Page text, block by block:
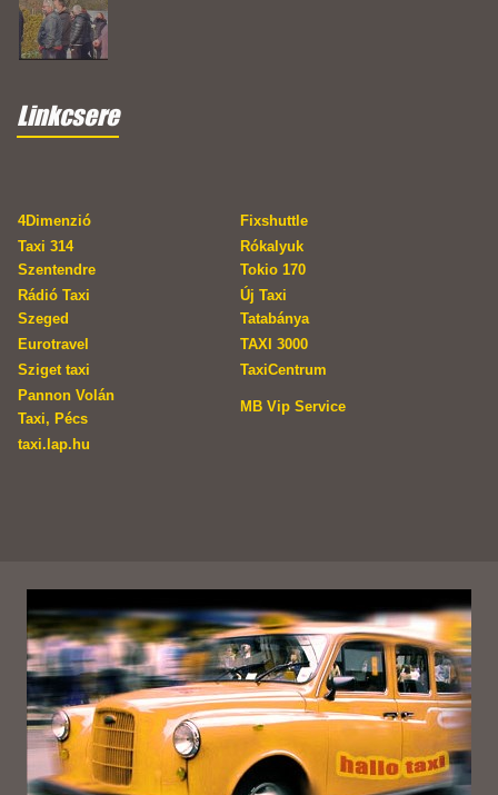
Linkcsere
4Dimenzió
Fixshuttle
Taxi 314
Szentendre
Rókalyuk
Tokio 170
Rádió Taxi
Szeged
Új Taxi
Tatabánya
Eurotravel
TAXI 3000
Sziget taxi
TaxiCentrum
Pannon Volán
Taxi, Pécs
MB Vip Service
taxi.lap.hu